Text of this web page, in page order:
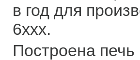
в год для
6xxx.
Построена печь